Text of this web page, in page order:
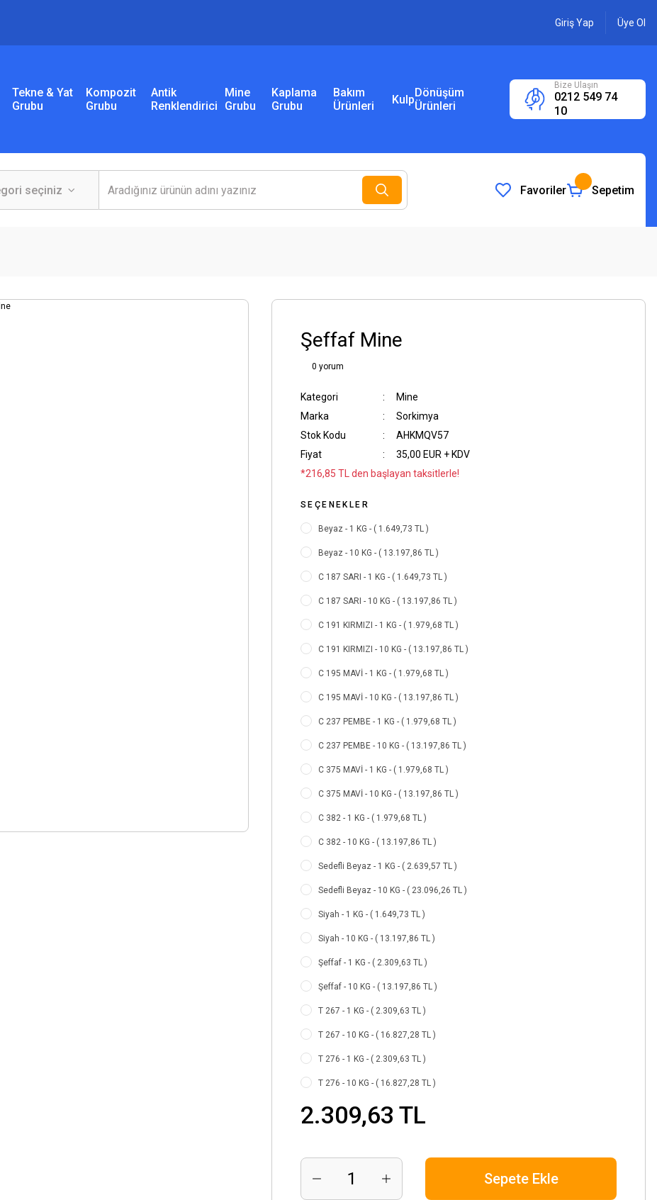
Giriş Yap Üye Ol
Tekne & Yat
Grubu
Kompozit
Grubu
Antik
Renklendirici
Mine
Grubu
Kaplama
Grubu
Bakım
Ürünleri
KulpDönüşüm
Ürünleri
Bize Ulaşın
0212 549 74
10
Favoriler Sepetim
Şeffaf Mine
0 yorum
Kategori
Mine
Marka
Sorkimya
Stok Kodu
AHKMQV57
Fiyat
35,00 EUR + KDV
*216,85 TL den başlayan taksitlerle!
SEÇENEKLER
Beyaz - 1 KG - ( 1.649,73 TL )
Beyaz - 10 KG - ( 13.197,86 TL )
C 187 SARI - 1 KG - ( 1.649,73 TL )
C 187 SARI - 10 KG - ( 13.197,86 TL )
C 191 KIRMIZI - 1 KG - ( 1.979,68 TL )
C 191 KIRMIZI - 10 KG - ( 13.197,86 TL )
C 195 MAVİ - 1 KG - ( 1.979,68 TL )
C 195 MAVİ - 10 KG - ( 13.197,86 TL )
C 237 PEMBE - 1 KG - ( 1.979,68 TL )
C 237 PEMBE - 10 KG - ( 13.197,86 TL )
C 375 MAVİ - 1 KG - ( 1.979,68 TL )
C 375 MAVİ - 10 KG - ( 13.197,86 TL )
C 382 - 1 KG - ( 1.979,68 TL )
C 382 - 10 KG - ( 13.197,86 TL )
Sedefli Beyaz - 1 KG - ( 2.639,57 TL )
Sedefli Beyaz - 10 KG - ( 23.096,26 TL )
Siyah - 1 KG - ( 1.649,73 TL )
Siyah - 10 KG - ( 13.197,86 TL )
Şeffaf - 1 KG - ( 2.309,63 TL )
Şeffaf - 10 KG - ( 13.197,86 TL )
T 267 - 1 KG - ( 2.309,63 TL )
T 267 - 10 KG - ( 16.827,28 TL )
T 276 - 1 KG - ( 2.309,63 TL )
T 276 - 10 KG - ( 16.827,28 TL )
2.309,63 TL
Sepete Ekle